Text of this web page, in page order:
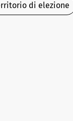
di elezione